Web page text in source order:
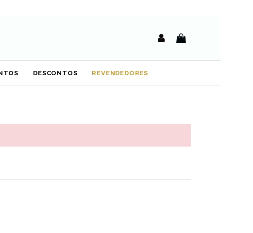
DESCONTOS REVENDEDORES